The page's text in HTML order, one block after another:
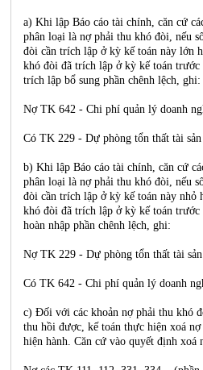
a) Khi lập Báo cáo tài chính, căn cứ
phân loại là nợ phải thu khó đòi, nếu
đòi cần trích lập ở kỳ kế toán này lớn
khó đòi đã trích lập ở kỳ kế toán trước
trích lập bổ sung phần chênh lệch, ghi:
Nợ TK 642 - Chi phí quản lý doanh
Có TK 229 - Dự phòng tổn thất tài sản
b) Khi lập Báo cáo tài chính, căn cứ
phân loại là nợ phải thu khó đòi, nếu
đòi cần trích lập ở kỳ kế toán này nhỏ
khó đòi đã trích lập ở kỳ kế toán trước
hoàn nhập phần chênh lệch, ghi:
Nợ TK 229 - Dự phòng tổn thất tài
Có TK 642 - Chi phí quản lý doanh
c) Đối với các khoản nợ phải thu khó
thu hồi được, kế toán thực hiện xoá
hiện hành. Căn cứ vào quyết định xoá